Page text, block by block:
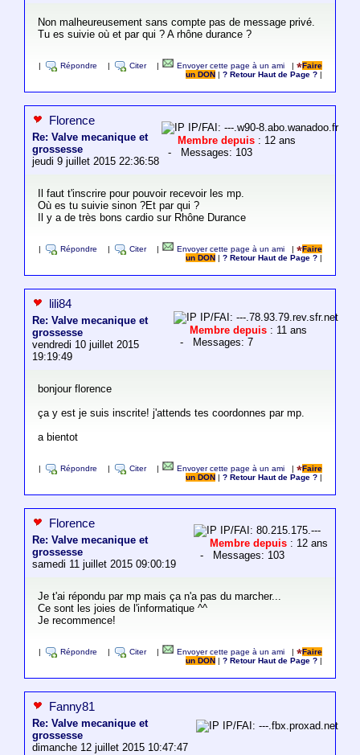
Non malheureusement sans compte pas de message privé.
Tu es suivie où et par qui ? A rhône durance ?
Répondre Citer Envoyer cette page à un ami |
Faire
un DON
|? Retour Haut de Page ?
Florence
Re: Valve mecanique et
grossesse
jeudi 9 juillet 2015 22:36:58
IP/FAI: ---.w90-8.abo.wanadoo.fr
Membre depuis : 12 ans
- Messages: 103
Il faut t'inscrire pour pouvoir recevoir les mp.
Où es tu suivie sinon ?Et par qui ?
Il y a de très bons cardio sur Rhône Durance
Répondre Citer Envoyer cette page à un ami |
Faire
un DON
|? Retour Haut de Page ?
lili84
Re: Valve mecanique et
grossesse
vendredi 10 juillet 2015
19:19:49
IP/FAI: ---.78.93.79.rev.sfr.net
Membre depuis : 11 ans
- Messages: 7
bonjour florence
ça y est je suis inscrite! j'attends tes coordonnes par mp.
a bientot
Répondre Citer Envoyer cette page à un ami |
Faire
un DON
|? Retour Haut de Page ?
Florence
Re: Valve mecanique et
grossesse
samedi 11 juillet 2015 09:00:19
IP/FAI: 80.215.175.---
Membre depuis : 12 ans
- Messages: 103
Je t'ai répondu par mp mais ça n'a pas du marcher...
Ce sont les joies de l'informatique ^^
Je recommence!
Répondre Citer Envoyer cette page à un ami |
Faire
un DON
|? Retour Haut de Page ?
Fanny81
Re: Valve mecanique et
grossesse
dimanche 12 juillet 2015 10:47:47
IP/FAI: ---.fbx.proxad.net